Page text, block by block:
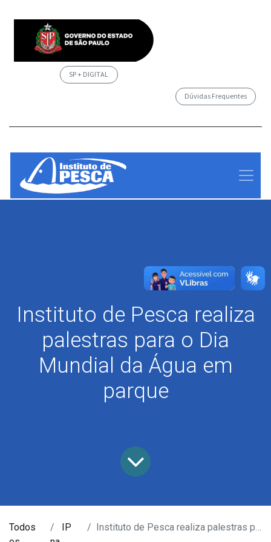
SP + DIGITAL
Dúvidas Frequentes
Instituto de Pesca realiza
palestras para o Dia
Mundial da Água em
parque
Todos
IP
Instituto de Pesca realiza palestras para o Dia Mundial da Água em parque